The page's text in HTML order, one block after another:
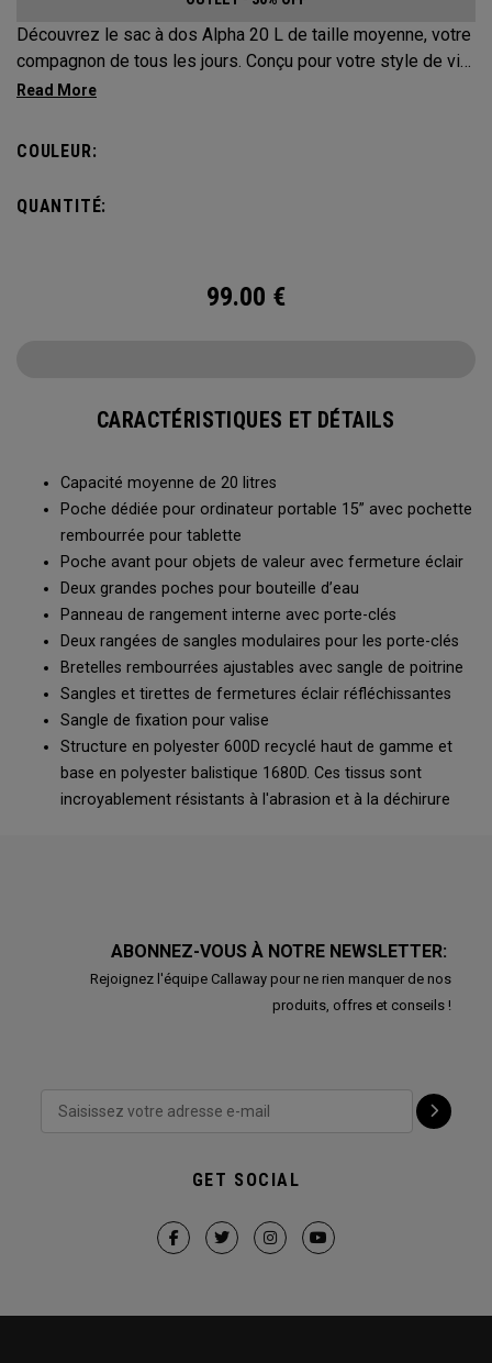
Découvrez le sac à dos Alpha 20 L de taille moyenne, votre
compagnon de tous les jours. Conçu pour votre style de vie
actif, ce sac est suffisamment spacieux pour accueillir vos
ne pas vous alourdir. Doté d’une poche intérieure pour
prêt à affronter tout ce que la vie vous réserve.
COULEUR:
QUANTITÉ:
99.00 €
CARACTÉRISTIQUES ET DÉTAILS
Capacité moyenne de 20 litres
Poche dédiée pour ordinateur portable 15” avec pochette
rembourrée pour tablette
Poche avant pour objets de valeur avec fermeture éclair
Deux grandes poches pour bouteille d’eau
Panneau de rangement interne avec porte-clés
Deux rangées de sangles modulaires pour les porte-clés
Bretelles rembourrées ajustables avec sangle de poitrine
Sangles et tirettes de fermetures éclair réfléchissantes
Sangle de fixation pour valise
Structure en polyester 600D recyclé haut de gamme et
base en polyester balistique 1680D. Ces tissus sont
incroyablement résistants à l'abrasion et à la déchirure
ABONNEZ-VOUS À NOTRE NEWSLETTER:
Rejoignez l'équipe Callaway pour ne rien manquer de nos
produits, offres et conseils !
GET SOCIAL